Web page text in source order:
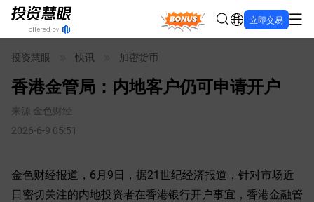
Bonus 立即交易
投资慧眼 快讯 加密货币
香港金管局：内地客户仍可申请开户
来源 金色财经
2026-6-9 05:51
金色财经报道，6月9日，据21世纪经济报道，针对市场近
日密切关注的内地投资者在香港银行开户事宜，香港金融管